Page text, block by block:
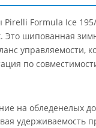
Formula Ice
Это шипованная
по
на обледенелых
удерживаемость